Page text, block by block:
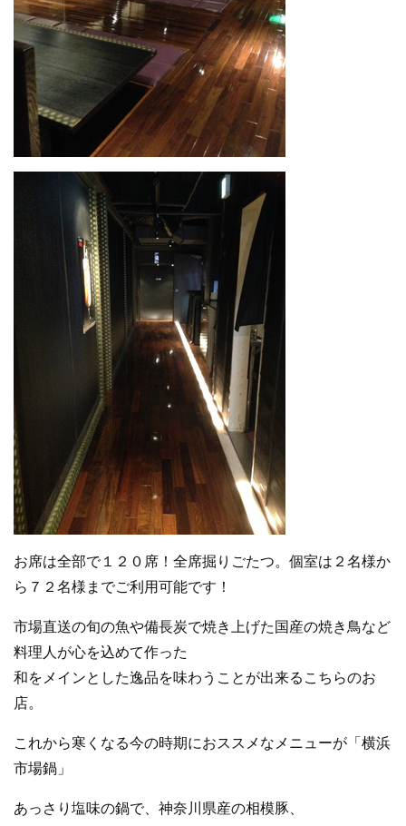
お席は全部で１２０席！全席掘りごたつ。個室は２名様か
ら７２名様までご利用可能です！
市場直送の旬の魚や備長炭で焼き上げた国産の焼き鳥など
料理人が心を込めて作った
和をメインとした逸品を味わうことが出来るこちらのお
店。
これから寒くなる今の時期におススメなメニューが「横浜
市場鍋」
あっさり塩味の鍋で、神奈川県産の相模豚、